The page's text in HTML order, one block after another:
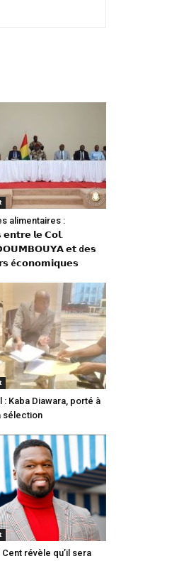
alimentaires :
𝗹𝗲 𝗖𝗼𝗹.
𝗲𝘁 d𝗲𝘀
é𝗰𝗼𝗻𝗼𝗺𝗶𝗾𝘂𝗲𝘀
: Kaba Diawara, porté à
sélection
Cent révèle qu’il sera